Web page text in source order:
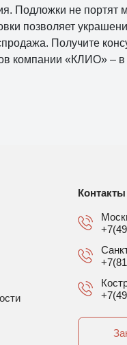
Подложки не портят
позволяет
Получите
компании «КЛИО» –
Контакты